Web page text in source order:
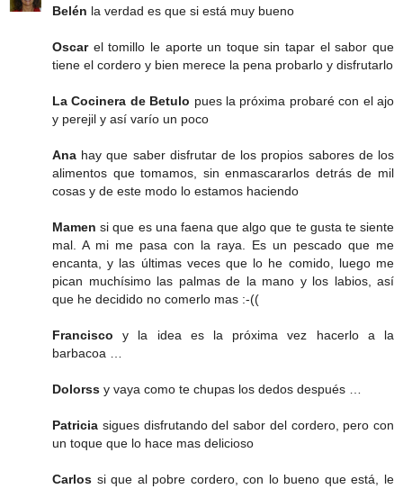
Belén la verdad es que si está muy bueno
Oscar el tomillo le aporte un toque sin tapar el sabor que
tiene el cordero y bien merece la pena probarlo y disfrutarlo
La Cocinera de Betulo pues la próxima probaré con el ajo
y perejil y así varío un poco
Ana hay que saber disfrutar de los propios sabores de los
alimentos que tomamos, sin enmascararlos detrás de mil
cosas y de este modo lo estamos haciendo
Mamensi que es una faena que algo que te gusta te siente
mal. A mi me pasa con la raya. Es un pescado que me
encanta, y las últimas veces que lo he comido, luego me
pican muchísimo las palmas de la mano y los labios, así
que he decidido no comerlo mas :-((
Franciscoy la idea es la próxima vez hacerlo a la
barbacoa …
Dolorss y vaya como te chupas los dedos después …
Patricia sigues disfrutando del sabor del cordero, pero con
un toque que lo hace mas delicioso
Carlos si que al pobre cordero, con lo bueno que está, le